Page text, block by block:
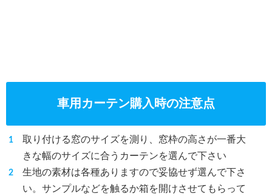
車用カーテン購入時の注意点
取り付ける窓のサイズを測り、窓枠の高さが一番大
きな幅のサイズに合うカーテンを選んで下さい
生地の素材は各種ありますので妥協せず選んで下さ
い。サンプルなどを触るか箱を開けさせてもらって